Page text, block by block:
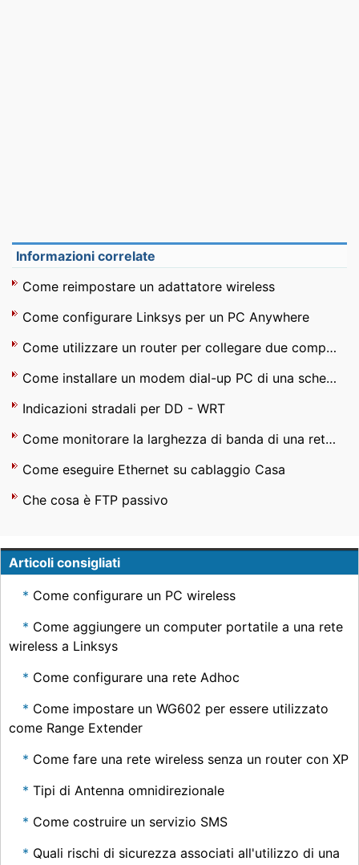
Informazioni correlate
Come reimpostare un adattatore wireless
Come configurare Linksys per un PC Anywhere
Come utilizzare un router per collegare due computer a Internet
Come installare un modem dial-up PC di una scheda madre
Indicazioni stradali per DD - WRT
Come monitorare la larghezza di banda di una rete domestica
Come eseguire Ethernet su cablaggio Casa
Che cosa è FTP passivo
Articoli consigliati
Come configurare un PC wireless
Come aggiungere un computer portatile a una rete
wireless a Linksys
Come configurare una rete Adhoc
Come impostare un WG602 per essere utilizzato
come Range Extender
Come fare una rete wireless senza un router con XP
Tipi di Antenna omnidirezionale
Come costruire un servizio SMS
Quali rischi di sicurezza associati all'utilizzo di una